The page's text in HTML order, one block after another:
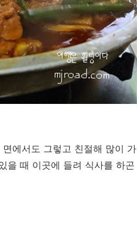
에서도 그렇고 친절해 많이 가
을 때 이곳에 들려 식사를 하곤